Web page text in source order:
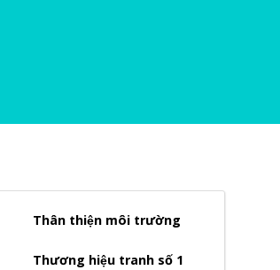
Thân thiện môi trường
Thương hiệu tranh số 1